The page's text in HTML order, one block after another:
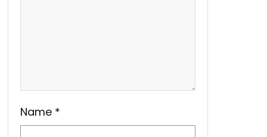
Name *